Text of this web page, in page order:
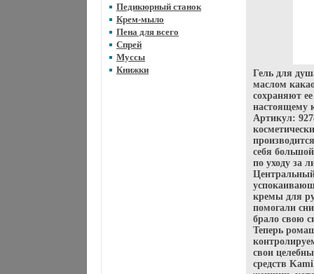
Педикюрный станок
Крем-мыло
Пена для всего
Спрей
Муссы
Книжки
Гель для
маслом
сохраняют
настоящему
Артикул:
себя
по уходу за
кремы для
помогали
брало свою
Теперь
свои
средств